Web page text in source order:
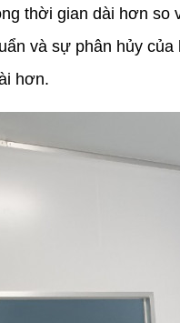
thời gian dài hơn
và sự phân hủy
hơn.